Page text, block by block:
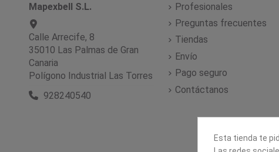
Mapexbell S.L.
Calle Arrecife, 8
35010 Las Palmas de Gran
Canaria
Polígono Industrial Las Torres
928240540
Profesionales
Preguntas frecuentes
Tiendas
Envío
Pago seguro
Contáctanos
Esta tienda te